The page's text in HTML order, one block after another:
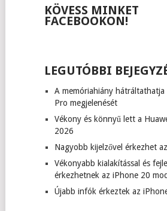
KÖVESS MINKET
FACEBOOKON!
LEGUTÓBBI
A memóriahiány hátráltathatja
Pro megjelenését
Vékony és könnyű lett a
2026
Nagyobb kijelzővel érkezhet
Vékonyabb kialakítással és
érkezhetnek az iPhone 20
Újabb infók érkeztek az